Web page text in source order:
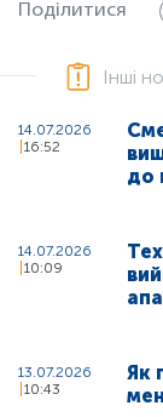
Поділитися
Інші
14.07.2026
16:52
до
14.07.2026
10:09
13.07.2026
10:43
Як